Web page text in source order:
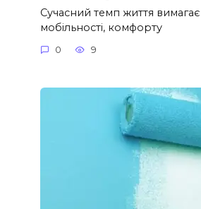
Сучасний темп життя вимагає
мобільності, комфорту
0 9